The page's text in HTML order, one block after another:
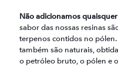
Não adicionamos
sabor das nossas resinas
terpenos contidos no
também são naturais,
o petróleo bruto, o pólen e